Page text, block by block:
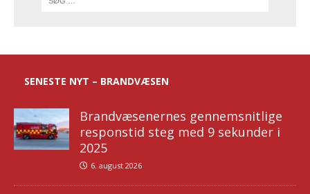
SENESTE NYT – BRANDVÆSEN
Brandvæsenernes gennemsnitlige
responstid steg med 9 sekunder i
2025
6. august 2026